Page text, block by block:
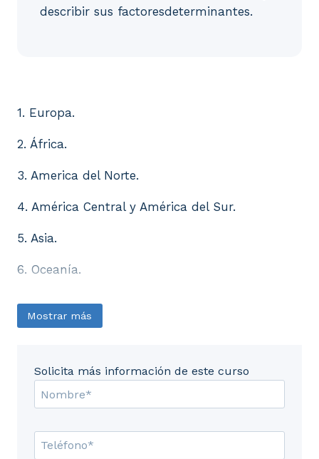
describir sus factoresdeterminantes.
1. Europa.
2. África.
3. America del Norte.
4. América Central y América del Sur.
5. Asia.
6. Oceanía.
Mostrar más
Solicita más información de este curso